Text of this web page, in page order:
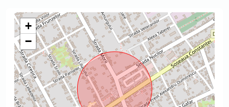
+
−